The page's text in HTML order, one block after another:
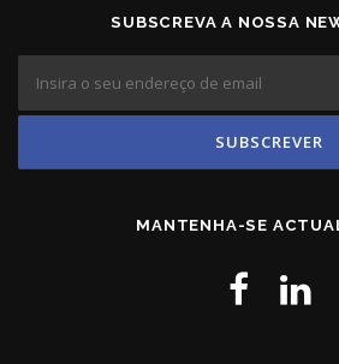
SUBSCREVA A NOSSA
MANTENHA-SE